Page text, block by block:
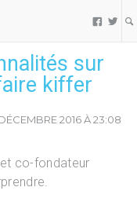
 
sur
kiffer
2016 À 23:08
et co-fondateur